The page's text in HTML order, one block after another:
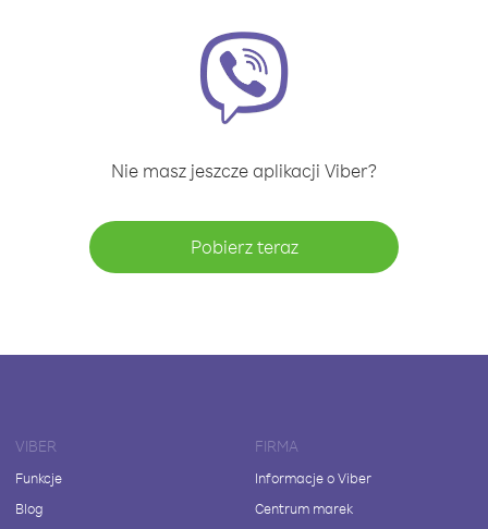
Nie masz jeszcze aplikacji Viber?
Pobierz teraz
VIBER
Funkcje
Blog
FIRMA
Informacje o Viber
Centrum marek